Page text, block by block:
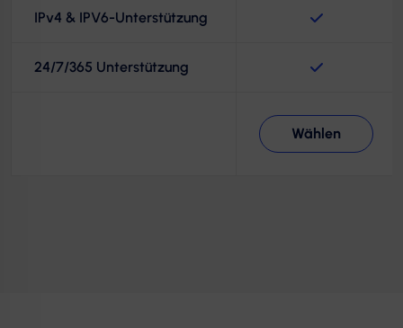
IPv4 & IPV6-Unterstützung
24/7/365 Unterstützung
Wählen